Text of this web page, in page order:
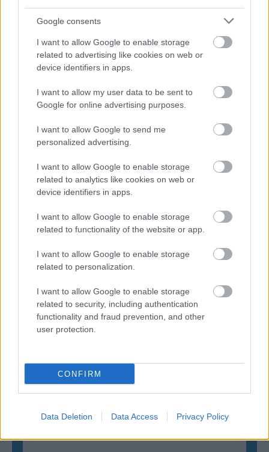
Google consents
I want to allow Google to enable storage
related to advertising like cookies on web or
device identifiers in apps.
I want to allow my user data to be sent to
Google for online advertising purposes.
I want to allow Google to send me
personalized advertising.
I want to allow Google to enable storage
related to analytics like cookies on web or
device identifiers in apps.
I want to allow Google to enable storage
related to functionality of the website or app.
I want to allow Google to enable storage
related to personalization.
I want to allow Google to enable storage
related to security, including authentication
functionality and fraud prevention, and other
user protection.
CONFIRM
Data Deletion Data Access Privacy Policy
08/08/2026
Δείπνο της ΕΟΠΕ προς τιμήν του Ισίδωρου Κούβελου
07/08/2026
«Αντίο» με ήττα για τις διεθνείς μας στο τουρνουά του
Ουρμπίνο
06/08/2026
Το πάλεψε μέχρι τέλους η Εθνική γυναικών κόντρα
06/08/2026
Πρωτάθλημα τον Δεκέμβριο – Αντιδρούν οι σύλλογοι
06/08/2026
Έτοιμη για… υψηλές πτήσεις η Μπενφίκα του Ψάρρα
05/08/2026
Ισόπαλο το πρωτο φιλικό τεστ της Εθνικής στο
Ουρμπίνο
ΓΝΩΜΕΣ